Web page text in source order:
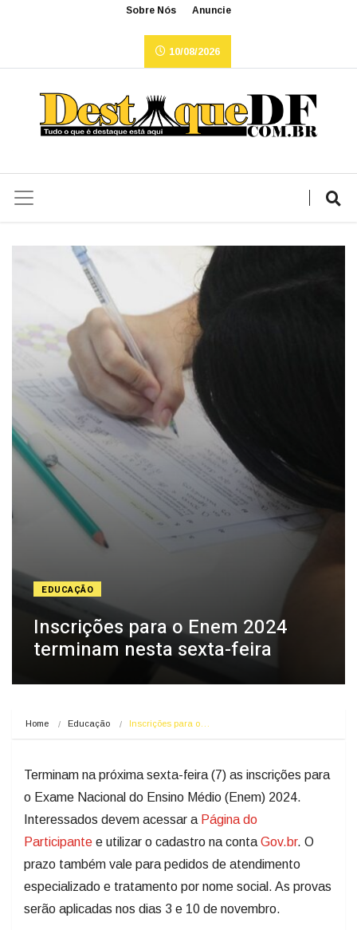
Sobre Nós Anuncie
10/08/2026
EDUCAÇÃO
Inscrições para o Enem 2024
terminam nesta sexta-feira
Home Educação Inscrições para o…
Terminam na próxima sexta-feira (7) as inscrições para
o Exame Nacional do Ensino Médio (Enem) 2024.
Interessados devem acessar a Página do
Participante e utilizar o cadastro na contaGov.br. O
prazo também vale para pedidos de atendimento
especializado e tratamento por nome social. As provas
serão aplicadas nos dias 3 e 10 de novembro.